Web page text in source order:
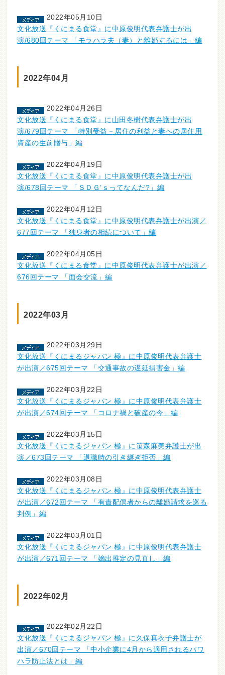
2022年05月10日
文化放送『くにまる食堂』に中原俊明代表弁護士が出
演/680回テーマ 「モラハラ夫（妻）と離婚するには」編
2022年04月
2022年04月26日
文化放送『くにまる食堂』に山田冬樹代表弁護士が出
演/679回テーマ 「特別受益－居住の利益と妻への居住用
資産の生前贈与」編
2022年04月19日
文化放送『くにまる食堂』に中原俊明代表弁護士が出
演/678回テーマ 「ＳＤＧ’ｓってなんだ?」編
2022年04月12日
文化放送『くにまる食堂』に中原俊明代表弁護士が出演／
677回テーマ 「独身者の相続について」編
2022年04月05日
文化放送『くにまる食堂』に中原俊明代表弁護士が出演／
676回テーマ 「面会交流」編
2022年03月
2022年03月29日
文化放送『くにまるジャパン 極』に中原俊明代表弁護士
が出演／675回テーマ 「交通事故の遅延損害金」編
2022年03月22日
文化放送『くにまるジャパン 極』に中原俊明代表弁護士
が出演／674回テーマ 「コロナ禍と破産の今」編
2022年03月15日
文化放送『くにまるジャパン 極』に笹森麻美弁護士が出
演／673回テーマ 「退職時の引き継ぎ拒否」編
2022年03月08日
文化放送『くにまるジャパン 極』に中原俊明代表弁護士
が出演／672回テーマ 「有責配偶者からの離婚請求を巡る
判例」編
2022年03月01日
文化放送『くにまるジャパン 極』に中原俊明代表弁護士
が出演／671回テーマ 「嫡出推定の見直し」編
2022年02月
2022年02月22日
文化放送『くにまるジャパン 極』に久保真衣子弁護士が
出演／670回テーマ 「中小企業に4月から適用されるパワ
ハラ防止法とは」編